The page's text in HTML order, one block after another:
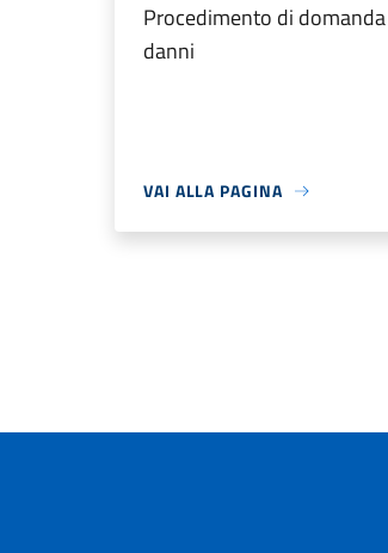
Procedimento di
danni
VAI ALLA PAGINA